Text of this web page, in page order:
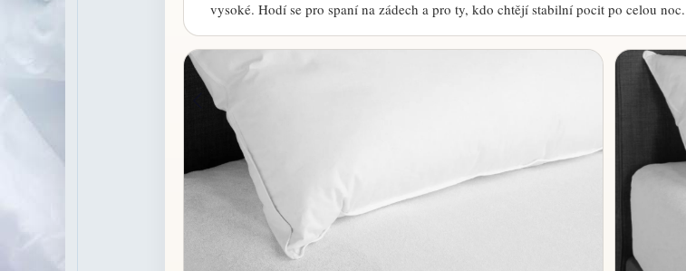
vysoké. Hodí se pro spaní na zádech a pro ty, kdo chtějí stabilní pocit po celou